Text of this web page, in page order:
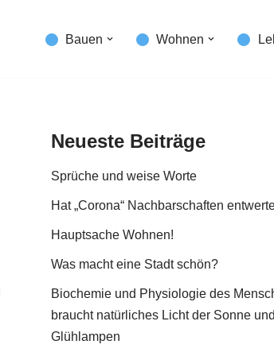
Bauen Wohnen
Neueste Beiträge
Sprüche und weise Worte
Hat „Corona“ Nachbarschaften
Hauptsache Wohnen!
Was macht eine Stadt schön?
Biochemie und Physiologie des
braucht natürliches Licht der Sonne
Glühlampen